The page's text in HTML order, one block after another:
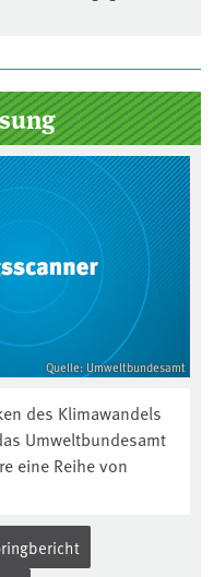
Quelle: Umweltbundesamt
des Klimawandels
Umweltbundesamt
eine Reihe von